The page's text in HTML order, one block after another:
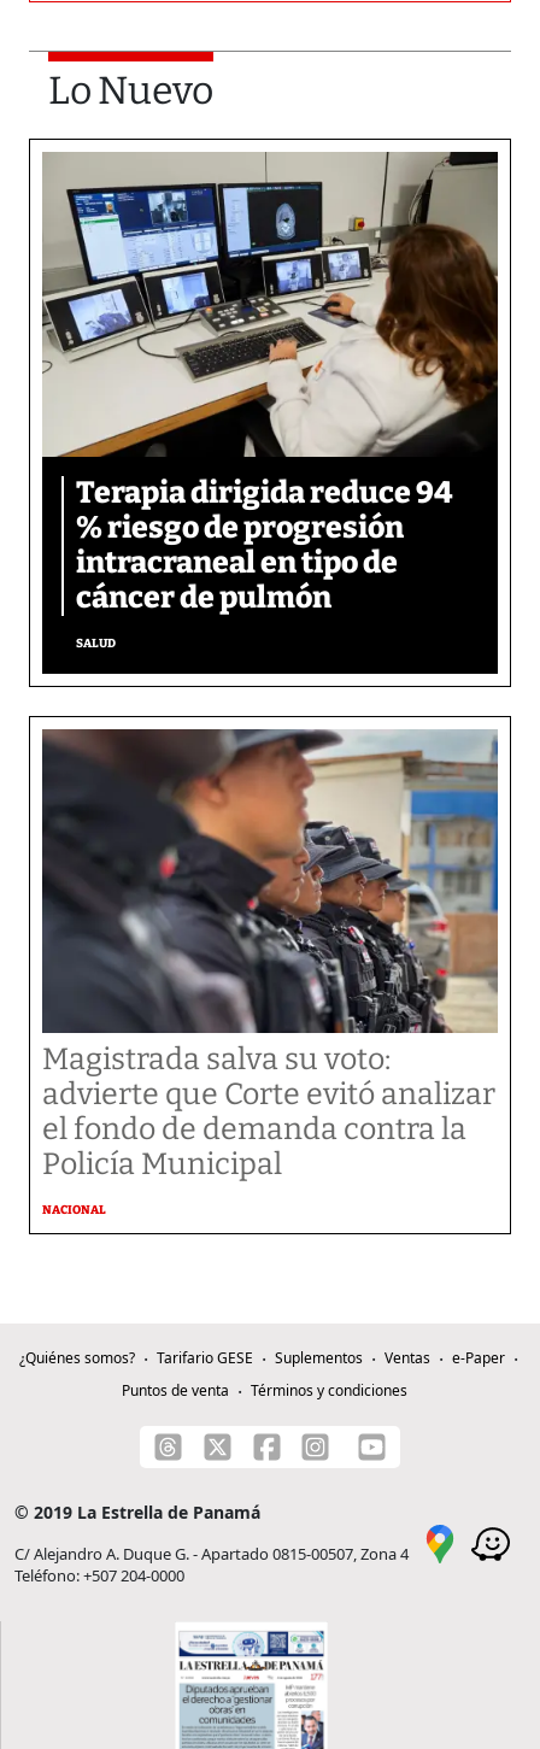
Lo Nuevo
Terapia dirigida reduce 94
% riesgo de progresión
intracraneal en tipo de
cáncer de pulmón
SALUD
Magistrada salva su voto:
advierte que Corte evitó analizar
el fondo de demanda contra la
Policía Municipal
NACIONAL
¿Quiénes somos? Tarifario GESE Suplementos Ventas
e-Paper
Puntos de venta
Términos y condiciones
© 2019 La Estrella de Panamá
C/ Alejandro A. Duque G. - Apartado 0815-00507, Zona 4
Teléfono: +507 204-0000